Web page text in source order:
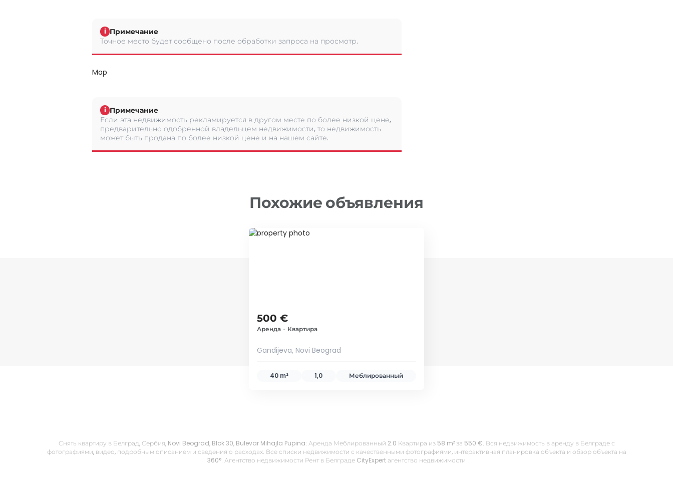
i Примечание
Точное место будет сообщено после обработки запроса на просмотр.
Map
i Примечание
Если эта недвижимость рекламируется в другом месте по более низкой цене,
предварительно одобренной владельцем недвижимости, то недвижимость
может быть продана по более низкой цене и на нашем сайте.
Похожие объявления
ID 10465
500 €
Аренда • Квартира
Gandijeva, Novi Beograd
40 m² 1,0 Меблированный
Снять квартиру в Белград, Сербия, Novi Beograd, Blok 30, Bulevar Mihajla Pupina: Аренда Меблированный 2.0 Квартира из 58 m² за 550 €. Вся недвижимость в аренду в Белграде с
фотографиями, видео, подробным описанием и сведения о расходах. Все списки недвижимости с качественными фотографиями, интерактивная планировка объекта и обзор объекта на
360°. Агентство недвижимости Рент в Белграде CityExpert агентство недвижимости